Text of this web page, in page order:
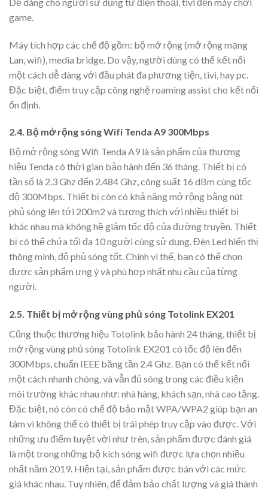
game.
Máy tích hợp các chế độ gồm: bộ mở rộng (mở rộng mạng
Lan, wifi), media bridge. Do vậy, người dùng có thể kết nối
một cách dễ dàng với đầu phát đa phương tiện, tivi, hay pc.
Đặc biệt, điểm truy cập công nghệ roaming assist cho kết nối
ổn định.
2.4. Bộ mở rộng sóng Wifi Tenda A9 300Mbps
Bộ mở rộng sóng Wifi Tenda A9 là sản phẩm của thương
hiệu Tenda có thời gian bảo hành đến 36 tháng. Thiết bị có
tần số là 2.3 Ghz đến 2.484 Ghz, công suất 16 dBm cùng tốc
độ 300Mbps. Thiết bị còn có khả năng mở rộng bằng nút
phủ sóng lên tới 200m2 và tương thích với nhiều thiết bị
khác nhau mà không hề giảm tốc độ của đường truyền. Thiết
bị có thể chứa tối đa 10 người cùng sử dụng. Đèn Led hiển thị
thông minh, độ phủ sóng tốt. Chính vì thế, bạn có thể chọn
được sản phẩm ưng ý và phù hợp nhất nhu cầu của từng
người.
2.5. Thiết bị mở rộng vùng phủ sóng Totolink EX201
Cũng thuộc thương hiệu Totolink bảo hành 24 tháng, thiết bị
mở rộng vùng phủ sóng Totolink EX201 có tốc độ lên đến
300Mbps, chuẩn IEEE băng tần 2.4 Ghz. Bạn có thể kết nối
một cách nhanh chóng, và vẫn đủ sóng trong các điều kiện
môi trường khác nhau như: nhà hàng, khách sạn, nhà cao tầng.
Đặc biệt, nó còn có chế độ bảo mật WPA/WPA2 giúp bạn an
tâm vì không thể có thiết bị trái phép truy cập vào được. Với
những ưu điểm tuyệt vời như trên, sản phẩm được đánh giá
là một trong những bộ kích sóng wifi được lựa chọn nhiều
nhất năm 2019. Hiện tại, sản phẩm được bán với các mức
giá khác nhau. Tuy nhiên, để đảm bảo chất lượng và giá thành